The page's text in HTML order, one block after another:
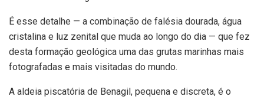
É esse detalhe — a combinação de falésia dourada, água
cristalina e luz zenital que muda ao longo do dia — que fez
desta formação geológica uma das grutas marinhas mais
fotografadas e mais visitadas do mundo.
A aldeia piscatória de Benagil, pequena e discreta, é o